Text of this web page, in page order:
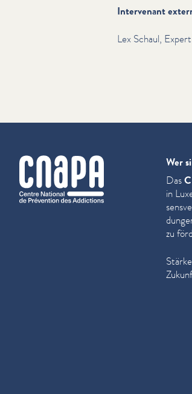
Intervenant
Lex Schaul,
cnapa
Wer
Das
in
zu